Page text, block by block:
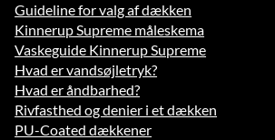
Guideline for valg af dækken
Kinnerup Supreme måleskema
Vaskeguide Kinnerup Supreme
Hvad er vandsøjletryk?
Hvad er åndbarhed?
Rivfasthed og denier i et dækken
PU-Coated dækkener